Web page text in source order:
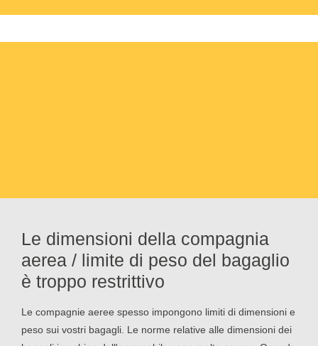
Le dimensioni della compagnia
aerea / limite di peso del bagaglio
è troppo restrittivo
Le compagnie aeree spesso impongono limiti di dimensioni e
peso sui vostri bagagli. Le norme relative alle dimensioni dei